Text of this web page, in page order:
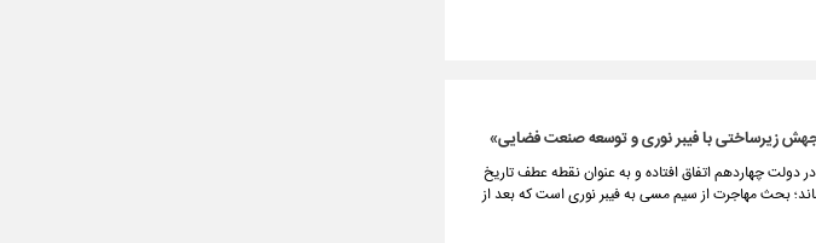
در دولت چهاردهم اتفاق افتاده و به عنوان نقطه عطف تاریخ
بحث مهاجرت از سیم مسی به فیبر نوری است که بعد از